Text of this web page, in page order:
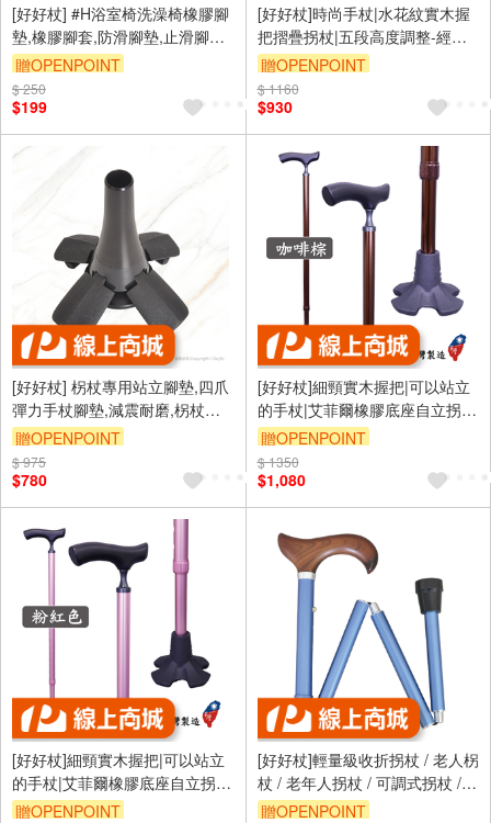
[好好杖] #H浴室椅洗澡椅橡膠腳
墊,橡膠腳套,防滑腳墊,止滑腳套,
保護套,椅子腳套-黑色(4入裝)
#1061.041
贈OPENPOINT
$ 250
$199
[好好杖]時尚手杖|水花紋實木握
把摺疊拐杖|五段高度調整-經典
藍
贈OPENPOINT
$ 1160
$930
[好好杖] 柺杖專用站立腳墊,四爪
彈力手杖腳墊,減震耐磨,柺杖配
件(單腳墊不含杖身)#1061.101
贈OPENPOINT
$ 975
$780
[好好杖]細頸實木握把|可以站立
的手杖|艾菲爾橡膠底座自立拐
杖|咖啡棕＃7CD19BR
贈OPENPOINT
$ 1350
$1,080
[好好杖]細頸實木握把|可以站立
的手杖|艾菲爾橡膠底座自立拐
杖|粉紅色＃7CD19PK
贈OPENPOINT
[好好杖]輕量級收折拐杖 / 老人柺
杖 / 老年人拐杖 / 可調式拐杖 /
湖水藍 #1001.801.GBC
贈OPENPOINT